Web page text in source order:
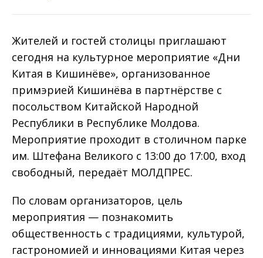
Жителей и гостей столицы приглашают
сегодня на культурное мероприятие «Дни
Китая в Кишинёве», организованное
примэрией Кишинёва в партнёрстве с
посольством Китайской Народной
Республики в Республике Молдова.
Мероприятие проходит в столичном парке
им. Штефана Великого с 13:00 до 17:00, вход
свободный, передаёт МОЛДПРЕС.
По словам организаторов, цель
мероприятия — познакомить
общественность с традициями, культурой,
гастрономией и инновациями Китая через